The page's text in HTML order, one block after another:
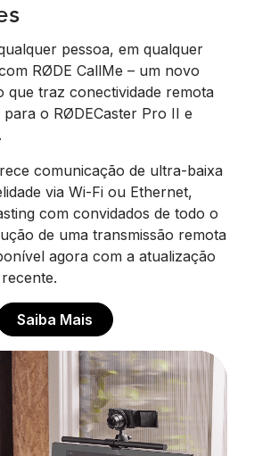
pessoa, em qualquer
RØDE CallMe – um novo
que traz conectividade remota
o RØDECaster Pro II e
comunicação de ultra-baixa
via Wi-Fi ou Ethernet,
com convidados de todo o
de uma transmissão remota
agora com a atualização
Saiba Mais